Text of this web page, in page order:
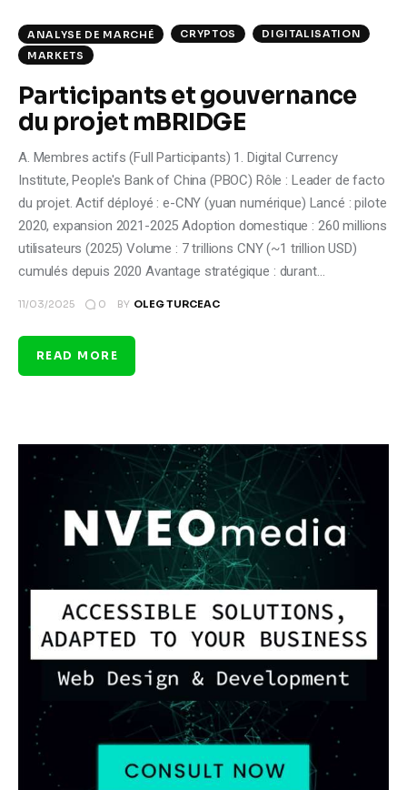
ANALYSE DE MARCHÉ CRYPTOS
DIGITALISATION
MARKETS
Participants et gouvernance
du projet mBRIDGE
A. Membres actifs (Full Participants) 1. Digital Currency
Institute, People's Bank of China (PBOC) Rôle : Leader de facto
du projet. Actif déployé : e-CNY (yuan numérique) Lancé : pilote
2020, expansion 2021-2025 Adoption domestique : 260 millions
utilisateurs (2025) Volume : 7 trillions CNY (~1 trillion USD)
cumulés depuis 2020 Avantage stratégique : durant…
11/03/2025 0 BY OLEG TURCEAC
READ MORE